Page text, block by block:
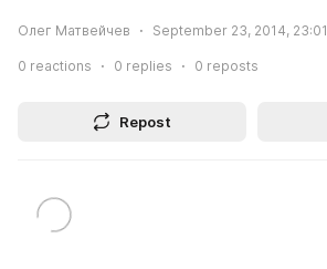
Олег Матвейчев September 23, 2014, 23:01
0 reactions 0 replies 0 reposts
Repost